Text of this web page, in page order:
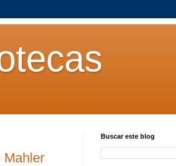
Mahler
Buscar este blog